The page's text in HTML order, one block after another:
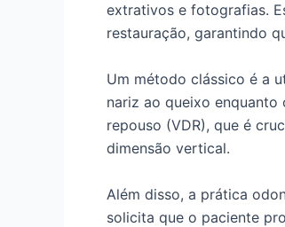
extrativos e fotografias.
restauração, garantindo
Um método clássico é a
nariz ao queixo enquanto
repouso (VDR), que é
dimensão vertical.
Além disso, a prática
solicita que o paciente